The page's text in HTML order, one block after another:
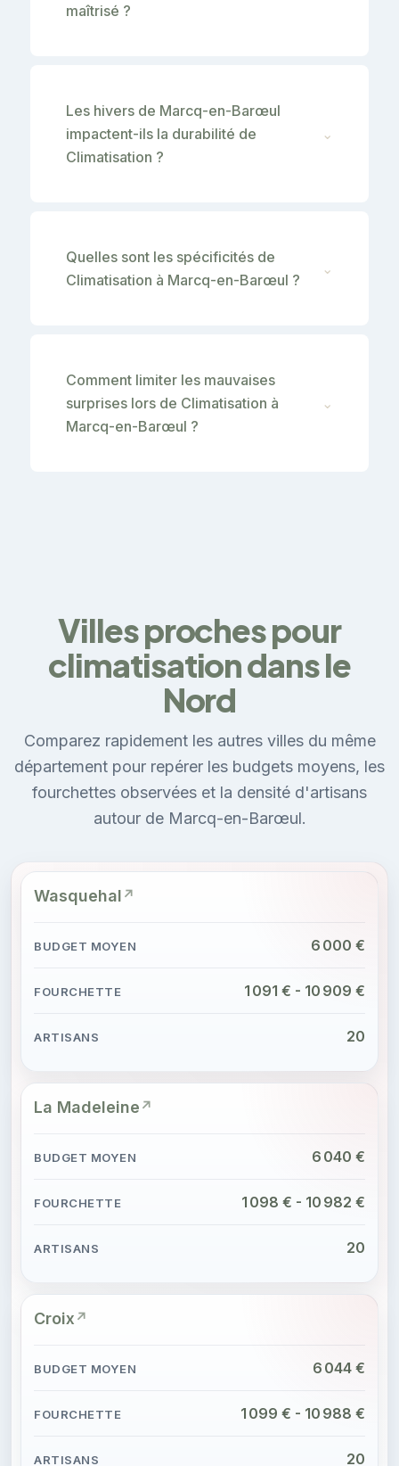
maîtrisé ?
Les hivers de Marcq-en-Barœul
impactent-ils la durabilité de
Climatisation ?
⌄
Quelles sont les spécificités de
Climatisation à Marcq-en-Barœul ?
⌄
Comment limiter les mauvaises
surprises lors de Climatisation à
Marcq-en-Barœul ?
⌄
Villes proches pour
climatisation dans le
Nord
Comparez rapidement les autres villes du même
département pour repérer les budgets moyens, les
fourchettes observées et la densité d'artisans
autour de Marcq-en-Barœul.
Wasquehal
6 000 €
1 091 € - 10 909 €
20
La Madeleine
6 040 €
1 098 € - 10 982 €
20
Croix
6 044 €
1 099 € - 10 988 €
20